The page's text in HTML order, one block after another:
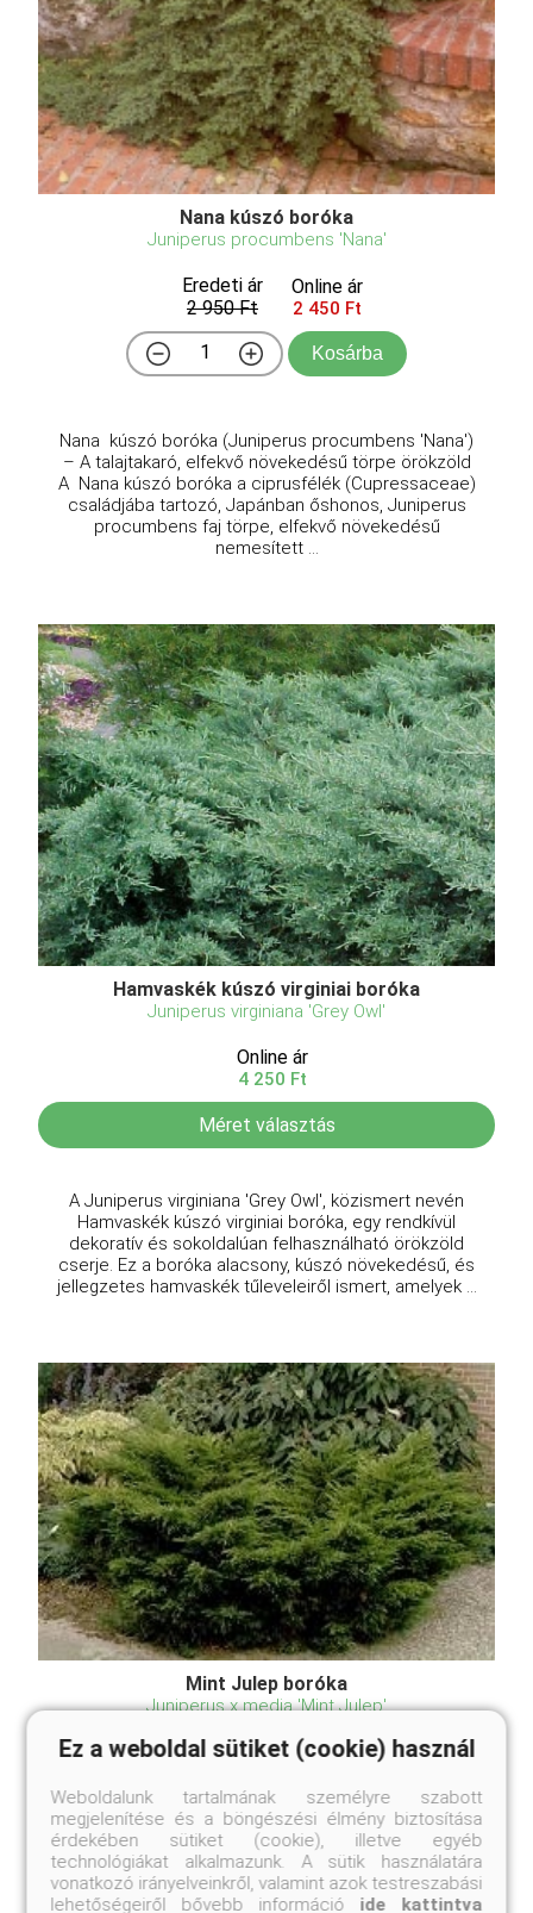
Nana kúszó boróka
Juniperus procumbens 'Nana'
Eredeti ár
2 950 Ft
Online ár
2 450 Ft
Kosárba
Nana kúszó boróka (Juniperus procumbens 'Nana')
– A talajtakaró, elfekvő növekedésű törpe örökzöld
A Nana kúszó boróka a ciprusfélék (Cupressaceae)
családjába tartozó, Japánban őshonos, Juniperus
procumbens faj törpe, elfekvő növekedésű
nemesített ...
Hamvaskék kúszó virginiai boróka
Juniperus virginiana 'Grey Owl'
Online ár
4 250 Ft
Méret választás
A Juniperus virginiana 'Grey Owl', közismert nevén
Hamvaskék kúszó virginiai boróka, egy rendkívül
dekoratív és sokoldalúan felhasználható örökzöld
cserje. Ez a boróka alacsony, kúszó növekedésű, és
jellegzetes hamvaskék tűleveleiről ismert, amelyek ...
Mint Julep boróka
Juniperus x media 'Mint Julep'
Online ár
Méret választás
Fényes sötétzöld lombszínű, kezdetben alacsonyan
Ez a weboldal sütiket (cookie) használ
Weboldalunk tartalmának személyre szabott
megjelenítése és a böngészési élmény biztosítása
érdekében sütiket (cookie), illetve egyéb
technológiákat alkalmazunk. A sütik használatára
vonatkozó irányelveinkről, valamint azok testreszabási
lehetőségeiről bővebb információ ide kattintva